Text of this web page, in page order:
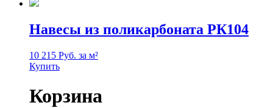
Навесы из поликарбоната РК104
10 215 Руб. за м²
Купить
Корзина